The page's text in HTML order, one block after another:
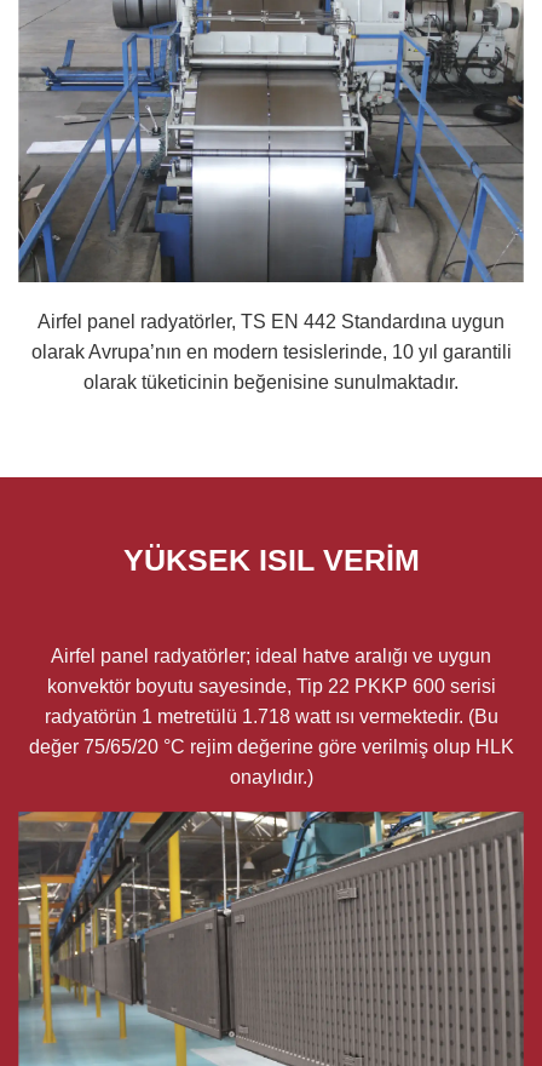
Airfel panel radyatörler, TS EN 442 Standardına uygun
olarak Avrupa’nın en modern tesislerinde, 10 yıl garantili
olarak tüketicinin beğenisine sunulmaktadır.
YÜKSEK ISIL VERİM
Airfel panel radyatörler; ideal hatve aralığı ve uygun
konvektör boyutu sayesinde, Tip 22 PKKP 600 serisi
radyatörün 1 metretülü 1.718 watt ısı vermektedir. (Bu
değer 75/65/20 °C rejim değerine göre verilmiş olup HLK
onaylıdır.)